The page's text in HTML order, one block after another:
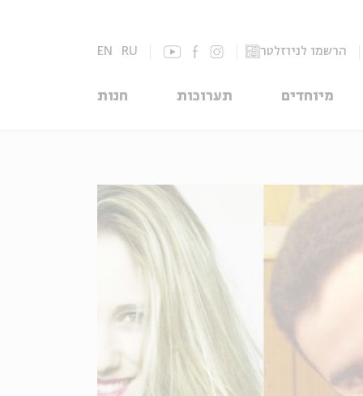
הרשמו לניוזלטר EN RU
מיוחדים תערוכות חנות